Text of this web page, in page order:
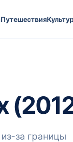
Путешествия
за границы